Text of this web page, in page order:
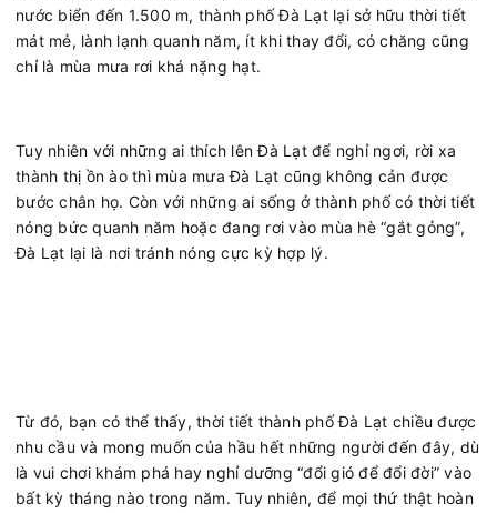
nước biển đến 1.500 m, thành phố Đà Lạt lại sở hữu thời tiết
mát mẻ, lành lạnh quanh năm, ít khi thay đổi, có chăng cũng
chỉ là mùa mưa rơi khá nặng hạt.
Tuy nhiên với những ai thích lên Đà Lạt để nghỉ ngơi, rời xa
thành thị ồn ào thì mùa mưa Đà Lạt cũng không cản được
bước chân họ. Còn với những ai sống ở thành phố có thời tiết
nóng bức quanh năm hoặc đang rơi vào mùa hè “gắt gỏng”,
Đà Lạt lại là nơi tránh nóng cực kỳ hợp lý.
Từ đó, bạn có thể thấy, thời tiết thành phố Đà Lạt chiều được
nhu cầu và mong muốn của hầu hết những người đến đây, dù
là vui chơi khám phá hay nghỉ dưỡng “đổi gió để đổi đời” vào
bất kỳ tháng nào trong năm. Tuy nhiên, để mọi thứ thật hoàn